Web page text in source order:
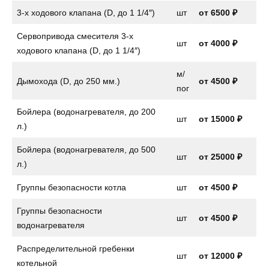
3-х ходового клапана (D, до 1 1/4″) шт от 6500 ₽
Сервопривода смесителя 3-х
ходового клапана (D, до 1 1/4″)
шт от 4000 ₽
Дымохода (D, до 250 мм.)
м/
пог
от 4500 ₽
Бойлера (водонагревателя, до 200
л.)
шт от 15000 ₽
Бойлера (водонагревателя, до 500
л.)
шт от 25000 ₽
Группы безопасности котла шт от 4500 ₽
Группы безопасности
водонагревателя
шт от 4500 ₽
Распределительной гребенки
котельной
шт от 12000 ₽